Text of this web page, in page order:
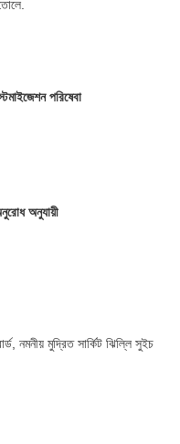
পরিষেবা
অনুযায়ী
নমনীয় মুদ্রিত সার্কিট ঝিল্লি সুইচ